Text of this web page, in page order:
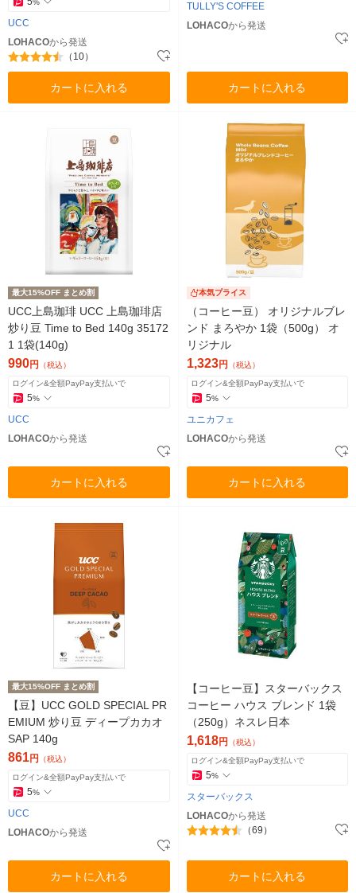
%
UCC
LOHACOから発送
（10）
カートに入れる
TULLY'S COFFEE
LOHACOから発送
カートに入れる
最大15%OFF まとめ割
UCC上島珈琲 UCC 上島珈琲店
炒り豆 Time to Bed 140g 35172
1 1袋(140g)
990円 （税込）
ログイン&全額PayPay支払いで
5%
UCC
LOHACOから発送
カートに入れる
本気プライス
（コーヒー豆） オリジナルブレ
ンド まろやか 1袋（500g） オ
リジナル
1,323円 （税込）
ログイン&全額PayPay支払いで
5%
ユニカフェ
LOHACOから発送
カートに入れる
最大15%OFF まとめ割
【豆】UCC GOLD SPECIAL PR
EMIUM 炒り豆 ディープカカオ
SAP 140g
861円 （税込）
ログイン&全額PayPay支払いで
5%
UCC
LOHACOから発送
カートに入れる
【コーヒー豆】スターバックス
コーヒー ハウス ブレンド 1袋
（250g）ネスレ日本
1,618円 （税込）
ログイン&全額PayPay支払いで
5%
スターバックス
LOHACOから発送
（69）
カートに入れる